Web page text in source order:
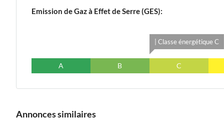
Emission de Gaz à Effet de Serre (GES):
A B
| Classe énergétique C
C
Annonces similaires